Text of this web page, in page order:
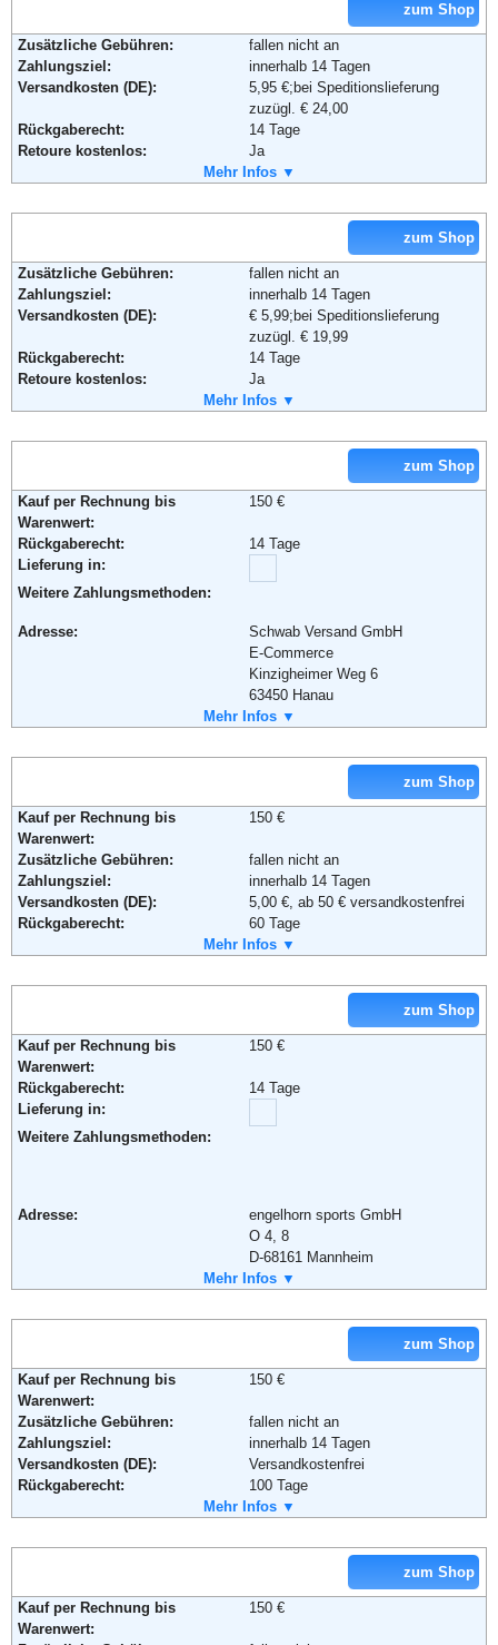
Weiterführende Informationen: Blog,AGB
Adresse:
GALERIA Kaufhof GmbH
Leonhard-Tietz-Str. 1
50676 Köln
Telefon:
+49 (0) 1805 - 17 25 17
Fax:
+49 (0) 1805 - 17 35 17
service@galeria-kaufhof.de
Weiterführende Informationen: Blog, AGB
zum Shop
Zusätzliche Gebühren:
fallen nicht an
Zahlungsziel:
innerhalb 14 Tagen
Versandkosten (DE):
5,95 €;bei Speditionslieferung
zuzügl. € 24,00
Rückgaberecht:
14 Tage
Retoure kostenlos:
Ja
im Paket enthalten
Adresse:
Baur Versand (GmbH & Co KG)
Bahnhofstraße 10
96222 Burgkunstadt
Telefon:
+49 (0)180-530 50 50
Fax:
+49 (0)9572-91 22 55
service@baur.de
Weiterführende Informationen: Blog,
Mehr Infos ▼
zum Shop
Zusätzliche Gebühren:
fallen nicht an
Zahlungsziel:
innerhalb 14 Tagen
Versandkosten (DE):
€ 5,99;bei Speditionslieferung
zuzügl. € 19,99
Rückgaberecht:
14 Tage
Retoure kostenlos:
Ja
im Paket enthalten
Adresse:
Haldesdorfer Straße 61
Telefon:
Email:
service@bonprix.net
Weiterführende Informationen: AGB
Mehr Infos ▼
zum Shop
Kauf per Rechnung bis
Warenwert:
150 €
Rückgaberecht:
14 Tage
Lieferung in:
Weitere Zahlungsmethoden:
Adresse:
Schwab Versand GmbH
E-Commerce
Kinzigheimer Weg 6
63450 Hanau
+49 (0) 180 - 5 35 35 60
Email:
service@schwab.de
Mehr Infos ▼
zum Shop
Kauf per Rechnung bis
Warenwert:
150 €
Zusätzliche Gebühren:
fallen nicht an
Zahlungsziel:
innerhalb 14 Tagen
Versandkosten (DE):
5,00 €, ab 50 € versandkostenfrei
Rückgaberecht:
60 Tage
Kostenlos, innerhalb von 60 Tagen.
Lieferung in:
Adresse:
Nike Retail, BV
Mehr Infos ▼
zum Shop
Kauf per Rechnung bis
Warenwert:
150 €
Rückgaberecht:
14 Tage
Lieferung in:
Weitere Zahlungsmethoden:
Adresse:
engelhorn sports GmbH
O 4, 8
D-68161 Mannheim
+49 (0) 621 - 167 - 0100
Email:
info@engelhorn.de
Weiterführende Informationen: Blog, AGB
Mehr Infos ▼
zum Shop
Kauf per Rechnung bis
Warenwert:
150 €
Zusätzliche Gebühren:
fallen nicht an
Zahlungsziel:
innerhalb 14 Tagen
Versandkosten (DE):
Versandkostenfrei
Rückgaberecht:
100 Tage
Ja
Lieferung in:
Mehr Infos ▼
zum Shop
Kauf per Rechnung bis
Warenwert:
150 €